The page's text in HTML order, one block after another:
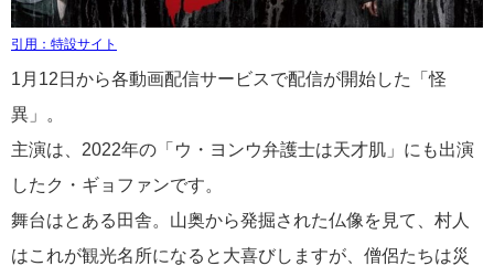
引用：特設サイト
1月12日から各動画配信サービスで配信が開始した「怪
異」。
主演は、2022年の「ウ・ヨンウ弁護士は天才肌」にも出演
したク・ギョファンです。
舞台はとある田舎。山奥から発掘された仏像を見て、村人
はこれが観光名所になると大喜びしますが、僧侶たちは災